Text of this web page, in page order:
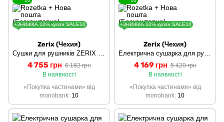
+ЗНИЖКА 10% купон SALE10
Zerix (Чехия)
4 755 грн 6 182 грн
В наявності
«Покупка частинами» від
monobank 10
+ЗНИЖКА 10% купон SALE10
Zerix (Чехия)
4 169 грн 5 420 грн
В наявності
«Покупка частинами» від
monobank 10